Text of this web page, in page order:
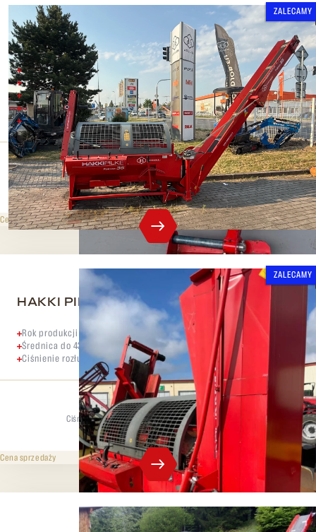
ZALECAMY
Hakki Pilke 35 Falcon Elektro
Maksymalna średnica pnia - 35-38 cm
Maksymalna siła łupania - 10 t
Silnik elektryczny o mocy 7,5 kW
4-częściowy nóż rozłupujący + 6-częściowy nóż rozłupujący
przenośnik dozujący 5m
Ciśnienie rozdzielające
8 t
Maks. średnica
35 cm
345 000 CZKbez VAT
Cena sprzedaży
ZALECAMY
HAKKI PILKE 43 PRO Elektro
Rok produkcji 2023
Średnica do 43 cm
Ciśnienie rozłupywania 15 ton
Ciśnienie rozdzielające
15 t
Maks. średnica
43 cm
666 000 CZK
Cena sprzedaży